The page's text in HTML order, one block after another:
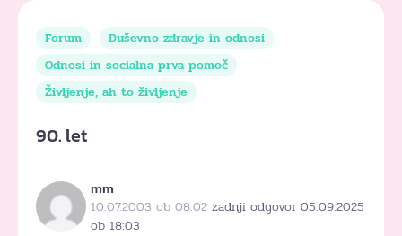
Forum
Duševno zdravje in odnosi
Odnosi in socialna prva pomoč
Življenje, ah to življenje
90. let
mm
10.07.2003 ob 08:02 zadnji odgovor 05.09.2025
ob 18:03